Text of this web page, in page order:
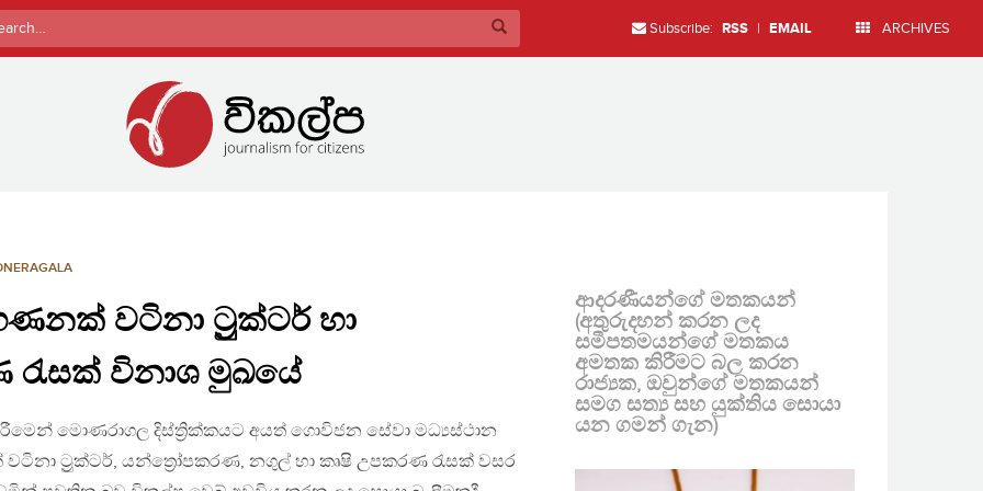
Subscribe: RSS | EMAIL ARCHIVES
වටිනා ට්‍රුක්ටර් හා
විනාශ මුඛයේ
මොණරාගල දිස්ත්‍රික්කයට අයත් ගොවිජන සේවා මධ්‍යස්ථාන
ට්‍රුක්ටර්, යන්ත්‍රෝපකරණ, නගුල් හා කෘෂි උපකරණ රැසක් වසර
ආදරණීයන්ගේ මතකයන්
(අතුරුදහන් කරන ලද
සමීපතමයන්ගේ මතකය
අමතක කිරීමට බල කරන
රාජ්‍යක, ඔවුන්ගේ මතකයන්
සමග සත්‍ය සහ යුක්තිය සොයා
යන ගමන් ගැන)